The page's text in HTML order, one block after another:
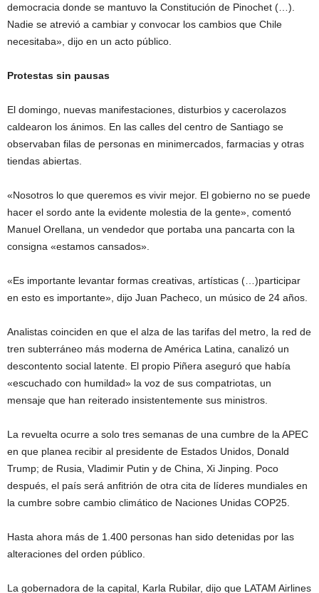
democracia donde se mantuvo la Constitución de Pinochet (…).
Nadie se atrevió a cambiar y convocar los cambios que Chile
necesitaba», dijo en un acto público.
Protestas sin pausas
El domingo, nuevas manifestaciones, disturbios y cacerolazos
caldearon los ánimos. En las calles del centro de Santiago se
observaban filas de personas en minimercados, farmacias y otras
tiendas abiertas.
«Nosotros lo que queremos es vivir mejor. El gobierno no se puede
hacer el sordo ante la evidente molestia de la gente», comentó
Manuel Orellana, un vendedor que portaba una pancarta con la
consigna «estamos cansados».
«Es importante levantar formas creativas, artísticas (…)participar
en esto es importante», dijo Juan Pacheco, un músico de 24 años.
Analistas coinciden en que el alza de las tarifas del metro, la red de
tren subterráneo más moderna de América Latina, canalizó un
descontento social latente. El propio Piñera aseguró que había
«escuchado con humildad» la voz de sus compatriotas, un
mensaje que han reiterado insistentemente sus ministros.
La revuelta ocurre a solo tres semanas de una cumbre de la APEC
en que planea recibir al presidente de Estados Unidos, Donald
Trump; de Rusia, Vladimir Putin y de China, Xi Jinping. Poco
después, el país será anfitrión de otra cita de líderes mundiales en
la cumbre sobre cambio climático de Naciones Unidas COP25.
Hasta ahora más de 1.400 personas han sido detenidas por las
alteraciones del orden público.
La gobernadora de la capital, Karla Rubilar, dijo que LATAM Airlines